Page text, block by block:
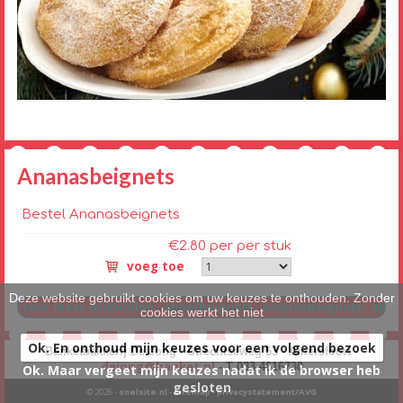
Ananasbeignets
Bestel Ananasbeignets
€2.80 per per stuk
voeg toe
Banketbakkerij De Jong - Utrechtseweg 53 - Amersfoort -
dejong@banket.nl- T 033-4616730
© 2026 - snelsite.nl - sitemap-privacystatement/AVG
Deze website gebruikt cookies om uw keuzes te onthouden. Zonder
cookies werkt het niet
Ok. En onthoud mijn keuzes voor een volgend bezoek
Ok. Maar vergeet mijn keuzes nadat ik de browser heb
gesloten